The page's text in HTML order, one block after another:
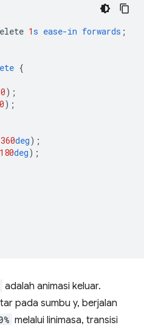
1s ease-in forwards ;
{
0);
0);
360deg);
180deg);
adalah animasi keluar.
pada sumbu y, berjalan
melalui linimasa, transisi